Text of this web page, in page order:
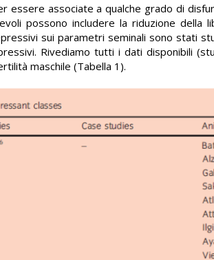
associate a qualche grado di
possono includere la riduzione della
sui parametri seminali sono stati
Rivediamo tutti i dati disponibili
maschile (Tabella 1).